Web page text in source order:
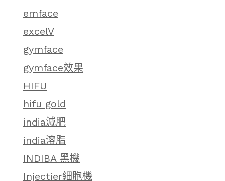
emface
excelV
gymface
gymface效果
HIFU
hifu gold
india減肥
india溶脂
INDIBA 黑機
Injectier細胞機